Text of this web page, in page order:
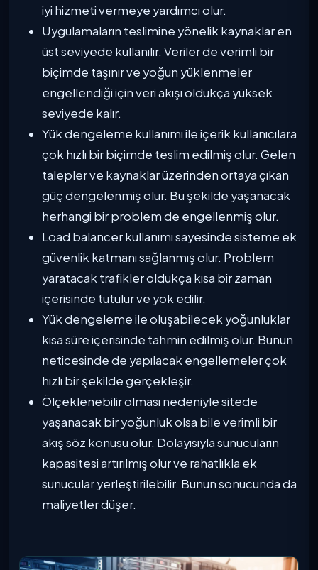
iyi hizmeti vermeye yardımcı olur.
Uygulamaların teslimine yönelik kaynaklar en
üst seviyede kullanılır. Veriler de verimli bir
biçimde taşınır ve yoğun yüklenmeler
engellendiği için veri akışı oldukça yüksek
seviyede kalır.
Yük dengeleme kullanımı ile içerik kullanıcılara
çok hızlı bir biçimde teslim edilmiş olur. Gelen
talepler ve kaynaklar üzerinden ortaya çıkan
güç dengelenmiş olur. Bu şekilde yaşanacak
herhangi bir problem de engellenmiş olur.
Load balancer kullanımı sayesinde sisteme ek
güvenlik katmanı sağlanmış olur. Problem
yaratacak trafikler oldukça kısa bir zaman
içerisinde tutulur ve yok edilir.
Yük dengeleme ile oluşabilecek yoğunluklar
kısa süre içerisinde tahmin edilmiş olur. Bunun
neticesinde de yapılacak engellemeler çok
hızlı bir şekilde gerçekleşir.
Ölçeklenebilir olması nedeniyle sitede
yaşanacak bir yoğunluk olsa bile verimli bir
akış söz konusu olur. Dolayısıyla sunucuların
kapasitesi artırılmış olur ve rahatlıkla ek
sunucular yerleştirilebilir. Bunun sonucunda da
maliyetler düşer.